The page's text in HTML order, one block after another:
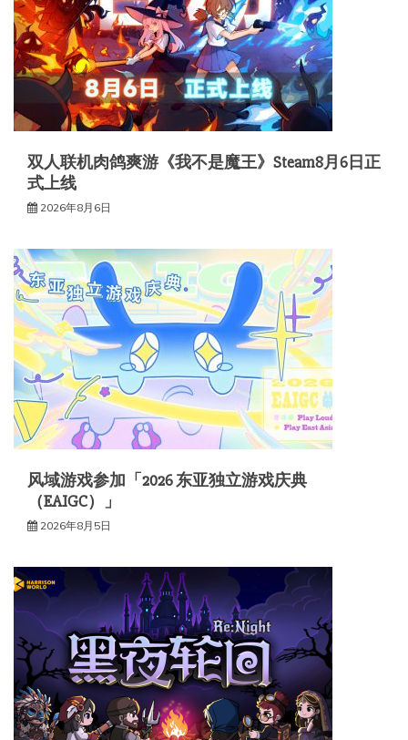
双人联机肉鸽爽游《我不是魔王》Steam8月6日正
式上线
2026年8月6日
风域游戏参加「2026 东亚独立游戏庆典
（EAIGC）」
2026年8月5日